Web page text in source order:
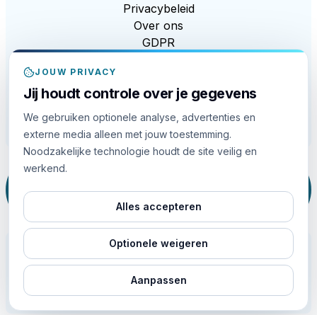
Privacybeleid
Over ons
GDPR
Modern Slavery Act
EDI
Cookiebeleid
Cookie-instellingen
Deze site wordt beschermd door reCAPTCHA en de
GooglePrivacybeleidyandServicevoorwaarden
apply.
JOUW PRIVACY
Jij houdt controle over je gegevens
We gebruiken optionele analyse, advertenties en
externe media alleen met jouw toestemming.
Noodzakelijke technologie houdt de site veilig en
werkend.
Alles accepteren
Optionele weigeren
Aanpassen